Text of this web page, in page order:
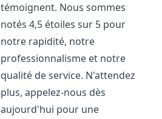
témoignent. Nous sommes
notés 4,5 étoiles sur 5 pour
notre rapidité, notre
professionnalisme et notre
qualité de service. N'attendez
plus, appelez-nous dès
aujourd'hui pour une